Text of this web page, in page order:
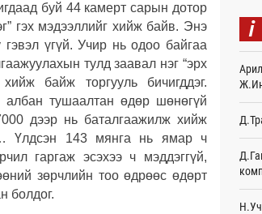
буй 44 камерт сарын дотор
гэх мэдээллийг хийж байв. Энэ
гэвэл үгүй. Учир нь одоо байгаа
тулд заавал нэг “эрх
байж торгууль бичигддэг.
тушаалтан өдөр шөнөгүй
дээр нь баталгаажилж хийж
Үлдсэн 143 мянга нь ямар ч
гаргаж эсэхээ ч мэддэггүй,
зөрчлийн тоо өдрөөс өдөрт
болдог.
Энэ
i